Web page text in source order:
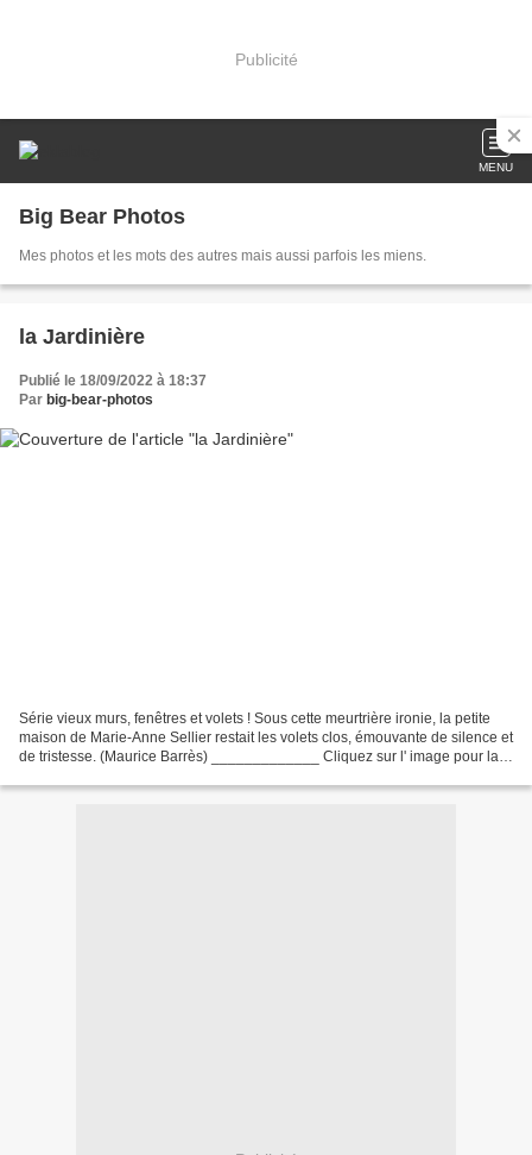
Publicité
MENU
Big Bear Photos
Mes photos et les mots des autres mais aussi parfois les miens.
la Jardinière
Publié le 18/09/2022 à 18:37
Par big-bear-photos
Série vieux murs, fenêtres et volets ! Sous cette meurtrière ironie, la petite
maison de Marie-Anne Sellier restait les volets clos, émouvante de silence et
de tristesse. (Maurice Barrès) _____________ Cliquez sur l' image pour la